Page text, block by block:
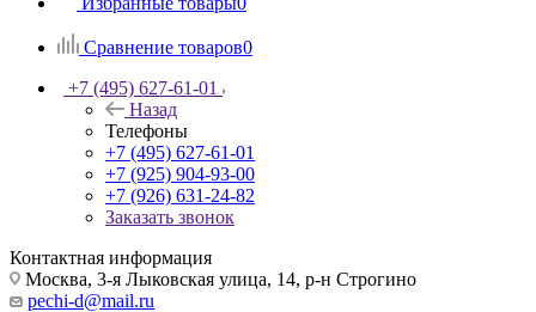
Сравнение товаров0
+7 (495) 627-61-01
Назад
Телефоны
+7 (495) 627-61-01
+7 (925) 904-93-00
+7 (926) 631-24-82
Заказать звонок
Контактная информация
Москва, 3-я Лыковская улица, 14, р-н Строгино
pechi-d@mail.ru